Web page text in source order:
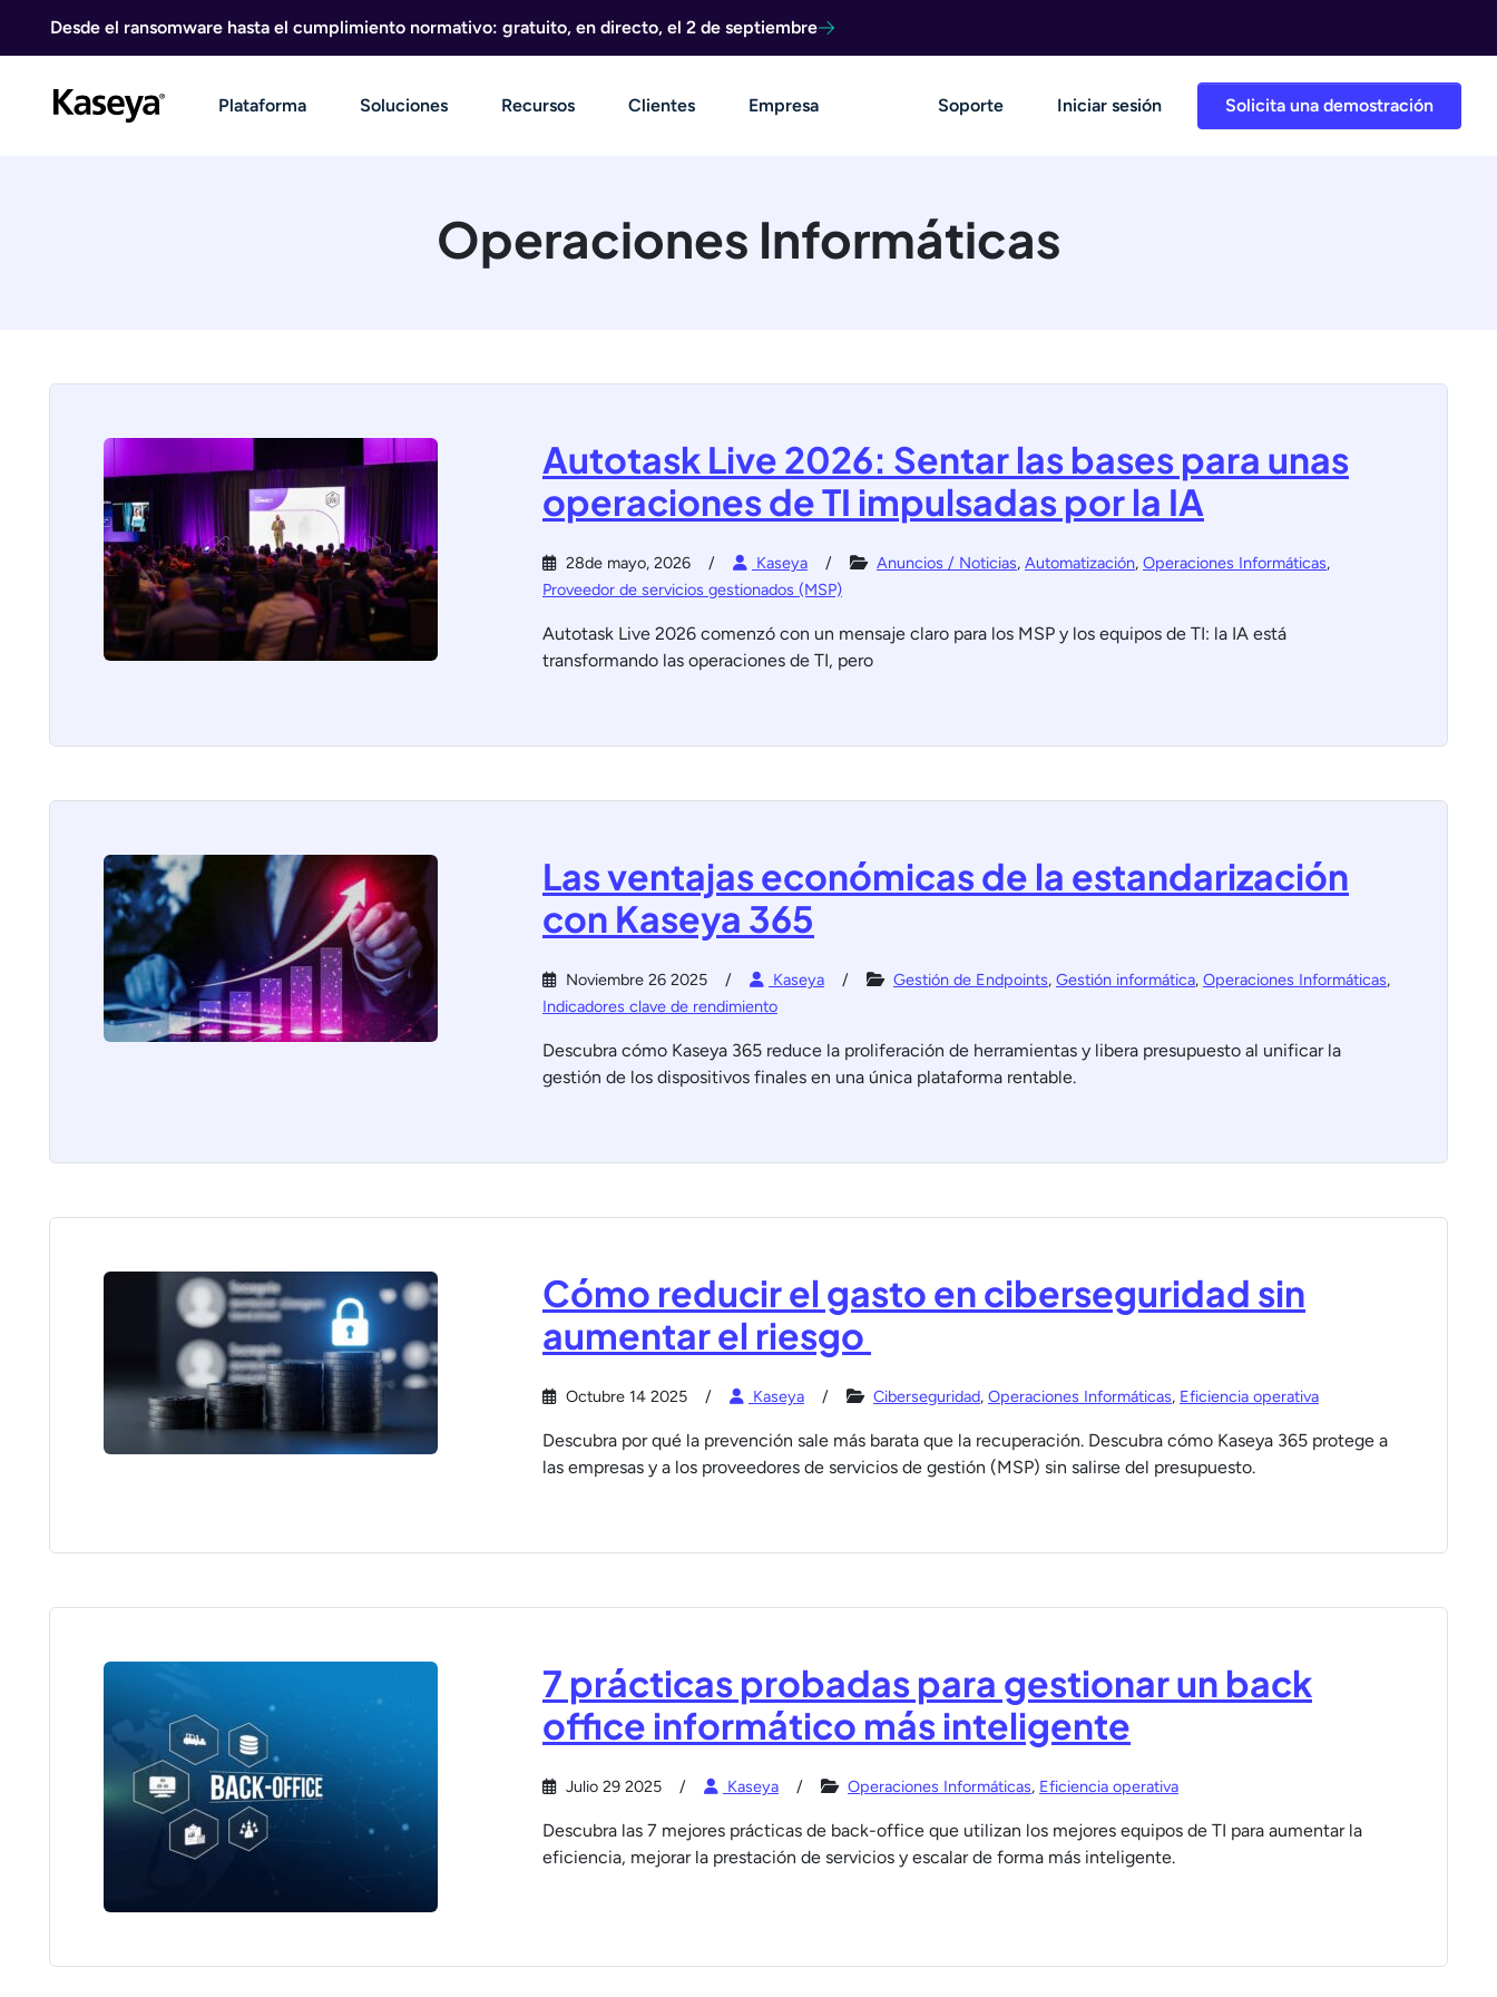
Desde el ransomware hasta el cumplimiento normativo: gratuito, en directo, el 2 de septiembre
Solicita una demostración
Plataforma Soluciones Recursos Clientes Empresa Soporte Iniciar sesión
Operaciones Informáticas
Autotask Live 2026: Sentar las bases para unas
operaciones de TI impulsadas por la IA
28de mayo, 2026 Kaseya Anuncios / Noticias, Automatización, Operaciones Informáticas,
Proveedor de servicios gestionados (MSP)
Autotask Live 2026 comenzó con un mensaje claro para los MSP y los equipos de TI: la IA está
transformando las operaciones de TI, pero
Las ventajas económicas de la estandarización
con Kaseya 365
Noviembre 26 2025 Kaseya Gestión de Endpoints, Gestión informática, Operaciones Informáticas,
Indicadores clave de rendimiento
Descubra cómo Kaseya 365 reduce la proliferación de herramientas y libera presupuesto al unificar la
gestión de los dispositivos finales en una única plataforma rentable.
Cómo reducir el gasto en ciberseguridad sin
aumentar el riesgo
Octubre 14 2025 Kaseya Ciberseguridad, Operaciones Informáticas, Eficiencia operativa
Descubra por qué la prevención sale más barata que la recuperación. Descubra cómo Kaseya 365 protege a
las empresas y a los proveedores de servicios de gestión (MSP) sin salirse del presupuesto.
7 prácticas probadas para gestionar un back
office informático más inteligente
Julio 29 2025 Kaseya Operaciones Informáticas, Eficiencia operativa
Descubra las 7 mejores prácticas de back-office que utilizan los mejores equipos de TI para aumentar la
eficiencia, mejorar la prestación de servicios y escalar de forma más inteligente.